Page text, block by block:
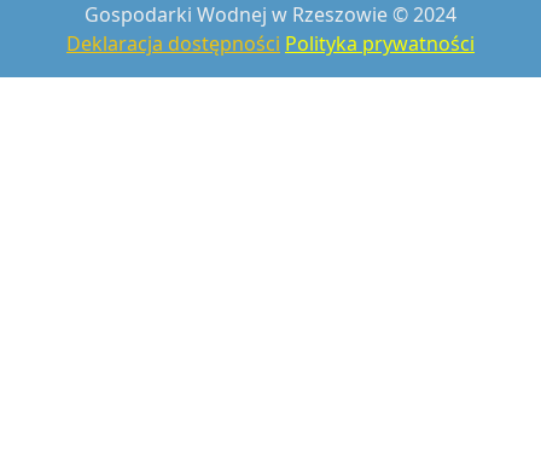
Gospodarki Wodnej w Rzeszowie © 2024
Deklaracja dostępności Polityka prywatności